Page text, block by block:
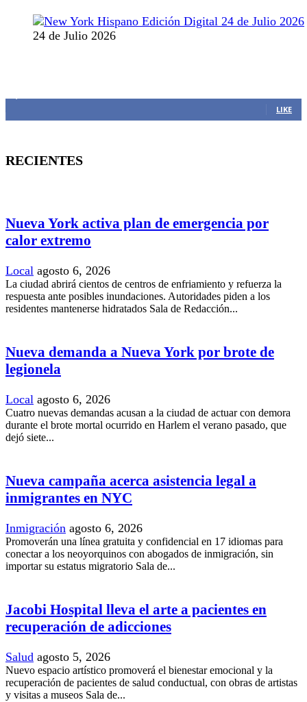
24 de Julio 2026
LIKE
RECIENTES
Nueva York activa plan de emergencia por
calor extremo
Local agosto 6, 2026
La ciudad abrirá cientos de centros de enfriamiento y refuerza la
respuesta ante posibles inundaciones. Autoridades piden a los
residentes mantenerse hidratados Sala de Redacción...
Nueva demanda a Nueva York por brote de
legionela
Local agosto 6, 2026
Cuatro nuevas demandas acusan a la ciudad de actuar con demora
durante el brote mortal ocurrido en Harlem el verano pasado, que
dejó siete...
Nueva campaña acerca asistencia legal a
inmigrantes en NYC
Inmigración agosto 6, 2026
Promoverán una línea gratuita y confidencial en 17 idiomas para
conectar a los neoyorquinos con abogados de inmigración, sin
importar su estatus migratorio Sala de...
Jacobi Hospital lleva el arte a pacientes en
recuperación de adicciones
Salud agosto 5, 2026
Nuevo espacio artístico promoverá el bienestar emocional y la
recuperación de pacientes de salud conductual, con obras de artistas
y visitas a museos Sala de...